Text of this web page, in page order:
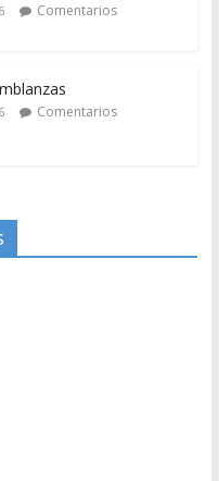
Comentarios
Comentarios